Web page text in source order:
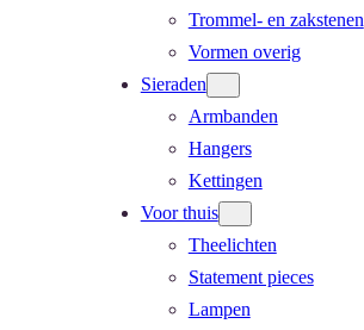
Trommel- en zakstenen
Vormen overig
Sieraden
Armbanden
Hangers
Kettingen
Voor thuis
Theelichten
Statement pieces
Lampen